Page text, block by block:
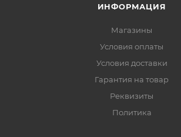
ИНФОРМАЦИЯ
Магазины
Условия оплаты
Условия доставки
Гарантия на товар
Реквизиты
Политика